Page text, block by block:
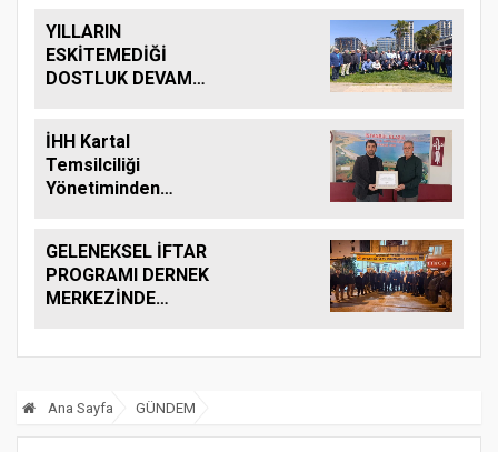
YILLARIN
ESKİTEMEDİĞİ
DOSTLUK DEVAM
İHH Kartal
Temsilciliği
Yönetiminden
GELENEKSEL İFTAR
PROGRAMI DERNEK
MERKEZİNDE
Ana Sayfa GÜNDEM